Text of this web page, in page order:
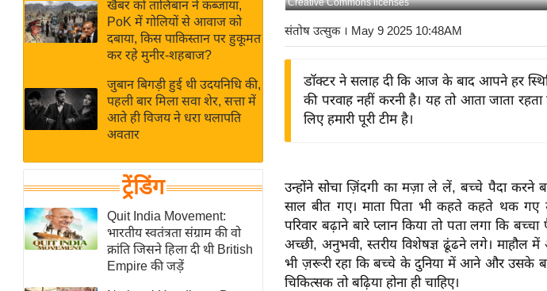
Hindi
Videos
IPL
2026
ई-पेपर
मिसाल बेमिसाल
शख्सियत
यंग इंडिया
साहित्य जगत
ऑटो वर्ल्ड
न्यूज ब्रीफ
मनोरंजन जगत
खैबर को तालिबान ने कब्जाया,
PoK में गोलियों से आवाज को
दबाया, किस पाकिस्तान पर हुकूमत
कर रहे मुनीर-शहबाज?
जुबान बिगड़ी हुई थी उदयनिधि की,
पहली बार मिला सवा शेर, सत्ता में
आते ही विजय ने धरा थलापति
अवतार
ट्रेंडिंग
Quit India Movement:
भारतीय स्वतंत्रता संग्राम की वो
क्रांति जिसने हिला दी थी British
Empire की जड़ें
Creative Commons licenses
संतोष उत्सुक। May 9 2025 10:48AM
डॉक्टर ने सलाह दी कि आज के बाद आपने हर
की परवाह नहीं करनी है। यह तो आता जाता
लिए हमारी पूरी टीम है।
उन्होंने सोचा ज़िंदगी का मज़ा ले लें, बच्चे पैदा करने
साल बीत गए। माता पिता भी कहते कहते थक गए
परिवार बढ़ाने बारे प्लान किया तो पता लगा कि
अच्छी, अनुभवी, स्तरीय विशेषज्ञ ढूंढने लगे। माहौल में
भी ज़रूरी रहा कि बच्चे के दुनिया में आने और उसके
चिकित्सक तो बढ़िया होना ही चाहिए।